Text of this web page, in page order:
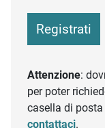
Registrati
Attenzione:
per poter
casella di
contattaci.